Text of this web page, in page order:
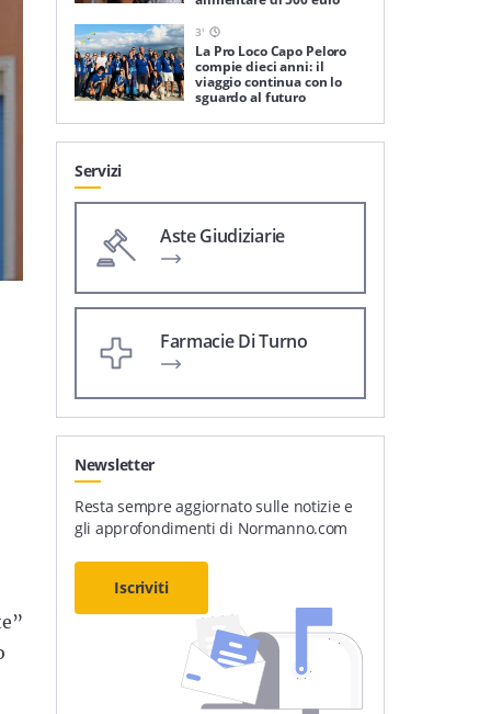
3'
La Pro Loco Capo Peloro
compie dieci anni: il
viaggio continua con lo
sguardo al futuro
Servizi
Aste Giudiziarie
Farmacie Di Turno
Newsletter
Resta sempre aggiornato sulle notizie e
gli approfondimenti di Normanno.com
Iscriviti